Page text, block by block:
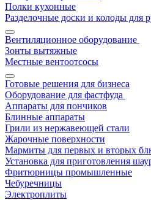
Полки кухонные
Разделочные доски и колоды для
Вентиляционное оборудование
Зонты вытяжные
Местные вентоотсосы
Готовые решения для бизнеса
Оборудование для фастфуда
Аппараты для пончиков
Блинные аппараты
Грили из нержавеющей стали
Жарочные поверхности
Мармиты для первых и вторых
Установка для приготовления
Фритюрницы промышленные
Чебуречницы
Электроплиты